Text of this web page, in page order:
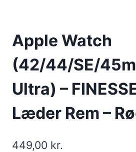
Apple Watch
(42/44/SE/
Ultra) –
Læder Rem –
449,00 kr.